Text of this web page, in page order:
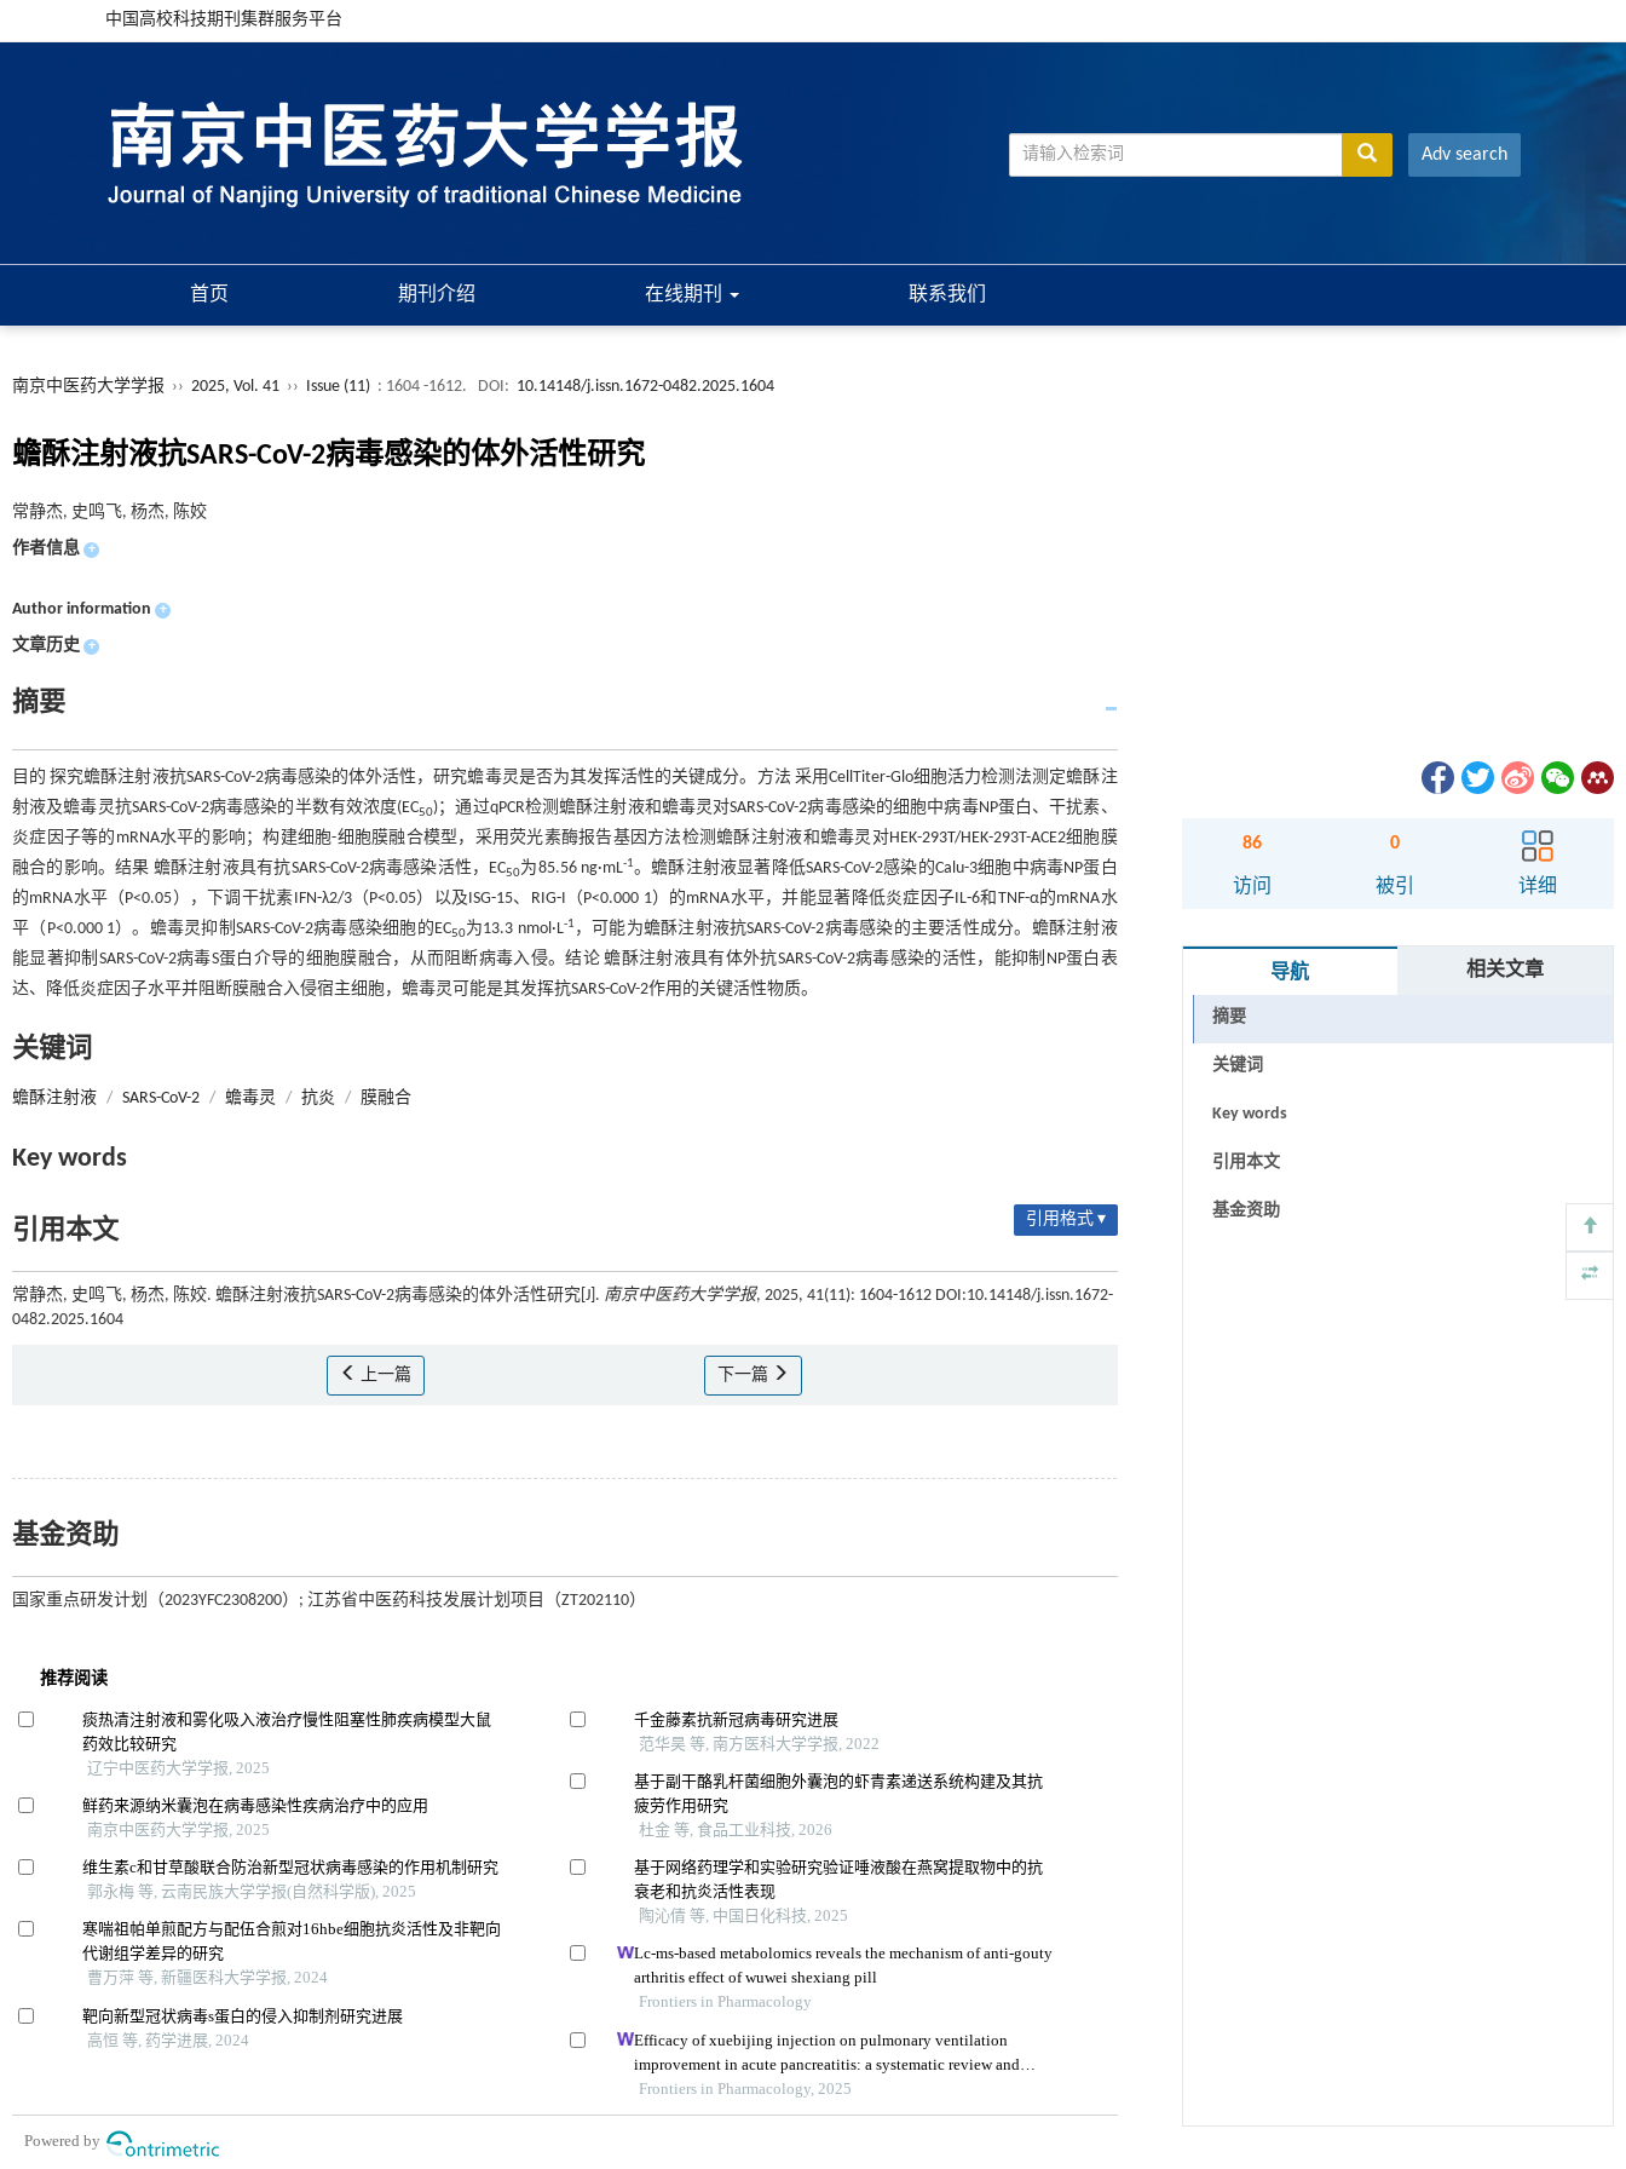
中国高校科技期刊集群服务平台
Adv search
首页 期刊介绍 在线期刊 联系我们
南京中医药大学学报 ›› 2025, Vol. 41 ›› Issue (11) : 1604 -1612. DOI: 10.14148/j.issn.1672-0482.2025.1604
蟾酥注射液抗SARS-CoV-2病毒感染的体外活性研究
常静杰, 史鸣飞, 杨杰, 陈姣
作者信息 +
Author information +
文章历史 +
摘要
目的 探究蟾酥注射液抗SARS-CoV-2病毒感染的体外活性，研究蟾毒灵是否为其发挥活性的关键成分。方法 采用CellTiter-Glo细胞活力检测法测定蟾酥注
射液及蟾毒灵抗SARS-CoV-2病毒感染的半数有效浓度(EC50)；通过qPCR检测蟾酥注射液和蟾毒灵对SARS-CoV-2病毒感染的细胞中病毒NP蛋白、干扰素、
炎症因子等的mRNA水平的影响；构建细胞-细胞膜融合模型，采用荧光素酶报告基因方法检测蟾酥注射液和蟾毒灵对HEK-293T/HEK-293T-ACE2细胞膜
融合的影响。结果 蟾酥注射液具有抗SARS-CoV-2病毒感染活性，EC50为85.56 ng·mL-1。蟾酥注射液显著降低SARS-CoV-2感染的Calu-3细胞中病毒NP蛋白
的mRNA水平（P<0.05），下调干扰素IFN-λ2/3（P<0.05）以及ISG-15、RIG-I（P<0.000 1）的mRNA水平，并能显著降低炎症因子IL-6和TNF-α的mRNA水
平（P<0.000 1）。蟾毒灵抑制SARS-CoV-2病毒感染细胞的EC50为13.3 nmol·L-1 ，可能为蟾酥注射液抗SARS-CoV-2病毒感染的主要活性成分。蟾酥注射液
能显著抑制SARS-CoV-2病毒S蛋白介导的细胞膜融合，从而阻断病毒入侵。结论 蟾酥注射液具有体外抗SARS-CoV-2病毒感染的活性，能抑制NP蛋白表
达、降低炎症因子水平并阻断膜融合入侵宿主细胞，蟾毒灵可能是其发挥抗SARS-CoV-2作用的关键活性物质。
关键词
蟾酥注射液 / SARS-CoV-2 / 蟾毒灵 / 抗炎 / 膜融合
Key words
引用本文 引用格式 ▾
常静杰, 史鸣飞, 杨杰, 陈姣. 蟾酥注射液抗SARS-CoV-2病毒感染的体外活性研究[J]. 南京中医药大学学报, 2025, 41(11): 1604-1612 DOI:10.14148/j.issn.1672-
0482.2025.1604
上一篇 下一篇
基金资助
国家重点研发计划（2023YFC2308200）; 江苏省中医药科技发展计划项目（ZT202110）
86
访问
0
被引 详细
导航 相关文章
摘要
关键词
Key words
引用本文
基金资助